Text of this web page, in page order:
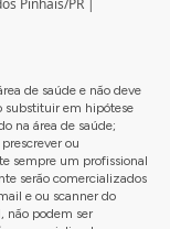
de saúde e não deve
substituir em hipótese
na área de saúde;
ou
sempre um profissional
serão comercializados
e ou scanner do
não podem ser